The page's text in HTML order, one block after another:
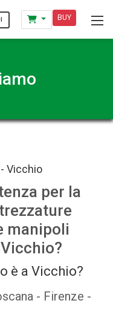
BUY
Vicchio
per la
manipoli
è a Vicchio?
- Firenze -